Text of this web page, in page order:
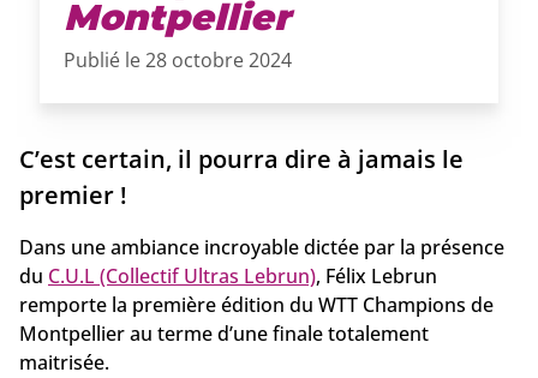
Montpellier
Publié le 28 octobre 2024
C’est certain, il pourra dire à jamais le
premier !
Dans une ambiance incroyable dictée par la présence
du C.U.L (Collectif Ultras Lebrun), Félix Lebrun
remporte la première édition du WTT Champions de
Montpellier au terme d’une finale totalement
maitrisée.